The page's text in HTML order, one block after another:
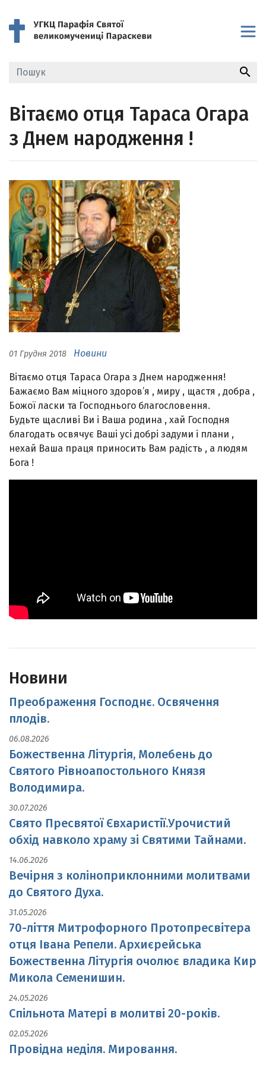
search
Вітаємо отця Тараса Огара
з Днем народження !
01 Грудня 2018 Новини
Вітаємо отця Тараса Огара з Днем народження!
Бажаємо Вам міцного здоров’я , миру , щастя , добра ,
Божої ласки та Господнього благословення.
Будьте щасливі Ви і Ваша родина , хай Господня
благодать освячує Ваші усі добрі задуми і плани ,
нехай Ваша праця приносить Вам радість , а людям
Бога !
Новини
Преображення Господнє. Освячення
плодів.
06.08.2026
Божественна Літургія, Молебень до
Святого Рівноапостольного Князя
Володимира.
30.07.2026
Свято Пресвятої Євхаристії.Урочистий
обхід навколо храму зі Святими Тайнами.
14.06.2026
Вечірня з коліноприклонними молитвами
до Святого Духа.
31.05.2026
70-ліття Митрофорного Протопресвітера
отця Івана Репели. Архиєрейська
Божественна Літургія очолює владика Кир
Микола Семенишин.
24.05.2026
Спільнота Матері в молитві 20-років.
02.05.2026
Провідна неділя. Мировання.